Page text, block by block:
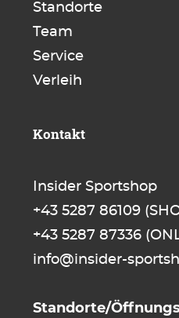
Standorte
Team
Service
Verleih
Kontakt
Insider Sportshop
+43 5287 86109
+43 5287 87336
info@insider-
Standorte/